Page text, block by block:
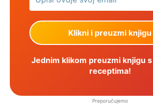
Jednim klikom preuzmi knjigu
receptima!
Preporučujemo